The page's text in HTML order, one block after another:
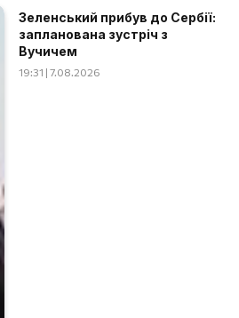
Зеленський прибув до Сербії:
запланована зустріч з
Вучичем
19:31 | 7.08.2026